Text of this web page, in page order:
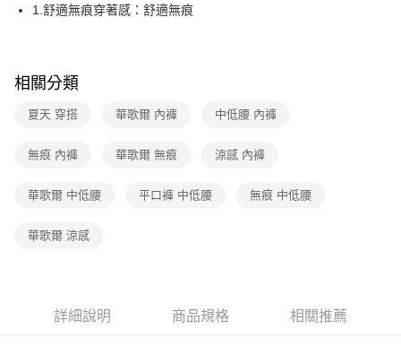
全家取貨付款
每筆NT$80，滿NT$1,000(含以上)免運費
每筆NT$80，滿NT$1,000(含以上)免運費
宅配
每筆NT$220
1.舒適無痕穿著感：舒適無痕
相關分類
夏天 穿搭 華歌爾 內褲 中低腰 內褲
無痕 內褲 華歌爾 無痕 涼感 內褲
華歌爾 中低腰 平口褲 中低腰 無痕 中低腰
華歌爾 涼感
詳細說明 商品規格 相關推薦